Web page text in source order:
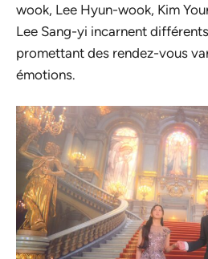
wook, Lee Hyun-wook, Kim
Lee Sang-yi incarnent
promettant des rendez-vous
émotions.